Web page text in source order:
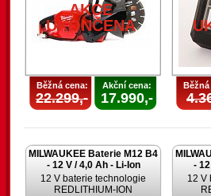
AKCE
UKONČENA
Běžná cena:
22.299,-
Akční cena:
17.990,-
Běžná
MILWAUKEE Baterie M12 B4
- 12 V / 4,0 Ah - Li-Ion
12 V baterie technologie
REDLITHIUM-ION
-
12 V